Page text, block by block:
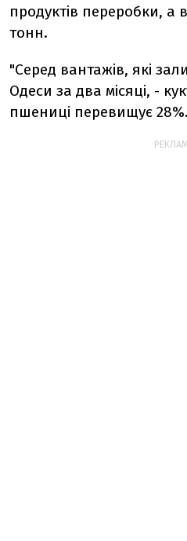
продуктів переробки, а
тонн.
"Серед вантажів, які
Одеси за два місяці, -
пшениці перевищує 28%.